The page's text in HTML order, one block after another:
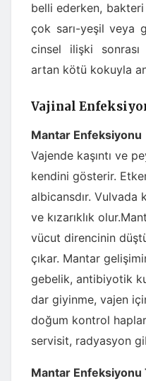
belli ederken,
çok sarı-yeşil veya
cinsel ilişki
artan kötü kokuyla
Vajinal
Mantar Enfeksiyonu
Vajende kaşıntı ve
kendini gösterir.
albicansdır. Vulvada
ve kızarıklık
vücut direncinin
çıkar. Mantar
gebelik, antibiyotik
dar giyinme, vajen
doğum kontrol
servisit, radyasyon
Mantar Enfeksiyonu